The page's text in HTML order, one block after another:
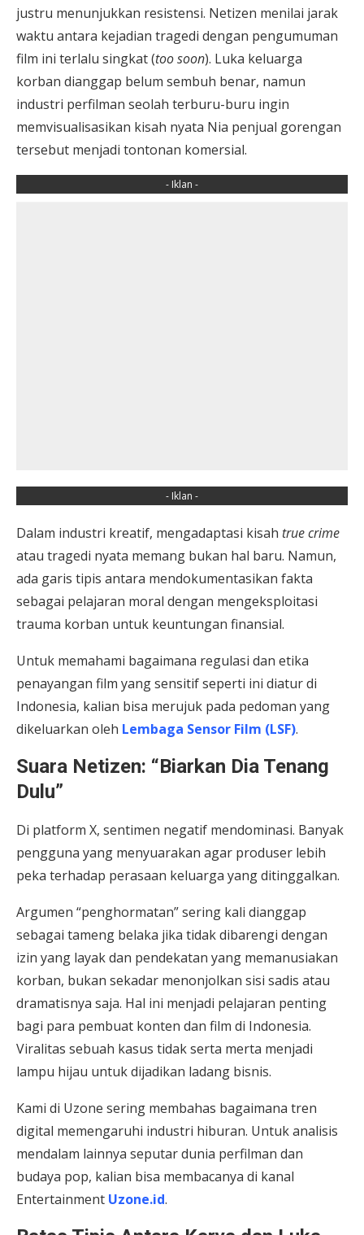
justru menunjukkan resistensi. Netizen menilai jarak
waktu antara kejadian tragedi dengan pengumuman
film ini terlalu singkat (too soon). Luka keluarga
korban dianggap belum sembuh benar, namun
industri perfilman seolah terburu-buru ingin
memvisualisasikan kisah nyata Nia penjual gorengan
tersebut menjadi tontonan komersial.
- Iklan -
- Iklan -
Dalam industri kreatif, mengadaptasi kisah true crime
atau tragedi nyata memang bukan hal baru. Namun,
ada garis tipis antara mendokumentasikan fakta
sebagai pelajaran moral dengan mengeksploitasi
trauma korban untuk keuntungan finansial.
Untuk memahami bagaimana regulasi dan etika
penayangan film yang sensitif seperti ini diatur di
Indonesia, kalian bisa merujuk pada pedoman yang
dikeluarkan oleh Lembaga Sensor Film (LSF).
Suara Netizen: “Biarkan Dia Tenang
Dulu”
Di platform X, sentimen negatif mendominasi. Banyak
pengguna yang menyuarakan agar produser lebih
peka terhadap perasaan keluarga yang ditinggalkan.
Argumen “penghormatan” sering kali dianggap
sebagai tameng belaka jika tidak dibarengi dengan
izin yang layak dan pendekatan yang memanusiakan
korban, bukan sekadar menonjolkan sisi sadis atau
dramatisnya saja. Hal ini menjadi pelajaran penting
bagi para pembuat konten dan film di Indonesia.
Viralitas sebuah kasus tidak serta merta menjadi
lampu hijau untuk dijadikan ladang bisnis.
Kami di Uzone sering membahas bagaimana tren
digital memengaruhi industri hiburan. Untuk analisis
mendalam lainnya seputar dunia perfilman dan
budaya pop, kalian bisa membacanya di kanal
Entertainment Uzone.id.